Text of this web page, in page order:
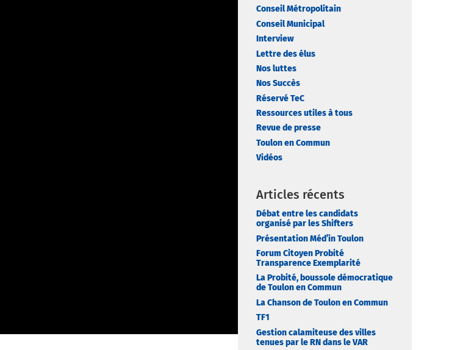
Conseil Métropolitain
Conseil Municipal
Interview
Lettre des élus
Nos luttes
Nos Succès
Réservé TeC
Ressources utiles à tous
Revue de presse
Toulon en Commun
Vidéos
Articles récents
Débat entre les candidats
organisé par les Shifters
Présentation Méd’in Toulon
Forum Citoyen Probité
Transparence Exemplarité
La Probité, boussole démocratique
de Toulon en Commun
La Chanson de Toulon en Commun
TF1
Gestion calamiteuse des villes
tenues par le RN dans le VAR